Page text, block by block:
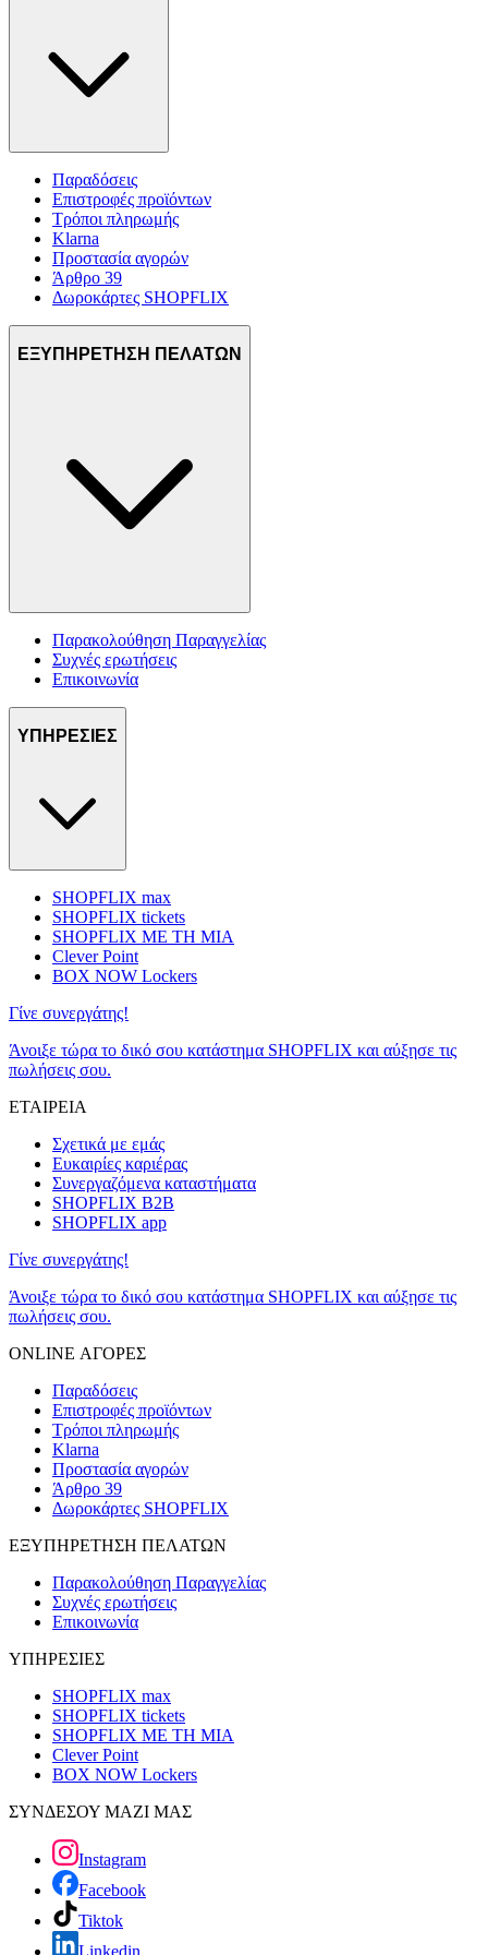
Παραδόσεις
Επιστροφές προϊόντων
Τρόποι πληρωμής
Klarna
Προστασία αγορών
Άρθρο 39
Δωροκάρτες SHOPFLIX
ΕΞΥΠΗΡΕΤΗΣΗ ΠΕΛΑΤΩΝ
Παρακολούθηση Παραγγελίας
Συχνές ερωτήσεις
Επικοινωνία
ΥΠΗΡΕΣΙΕΣ
SHOPFLIX max
SHOPFLIX tickets
SHOPFLIX ΜΕ ΤΗ ΜΙΑ
Clever Point
BOX NOW Lockers
Γίνε συνεργάτης!
Άνοιξε τώρα το δικό σου κατάστημα SHOPFLIX και αύξησε τις
πωλήσεις σου.
ΕΤΑΙΡΕΙΑ
Σχετικά με εμάς
Ευκαιρίες καριέρας
Συνεργαζόμενα καταστήματα
SHOPFLIX B2B
SHOPFLIX app
Γίνε συνεργάτης!
Άνοιξε τώρα το δικό σου κατάστημα SHOPFLIX και αύξησε τις
πωλήσεις σου.
ONLINE ΑΓΟΡΕΣ
Παραδόσεις
Επιστροφές προϊόντων
Τρόποι πληρωμής
Klarna
Προστασία αγορών
Άρθρο 39
Δωροκάρτες SHOPFLIX
ΕΞΥΠΗΡΕΤΗΣΗ ΠΕΛΑΤΩΝ
Παρακολούθηση Παραγγελίας
Συχνές ερωτήσεις
Επικοινωνία
ΥΠΗΡΕΣΙΕΣ
SHOPFLIX max
SHOPFLIX tickets
SHOPFLIX ΜΕ ΤΗ ΜΙΑ
Clever Point
BOX NOW Lockers
ΣΥΝΔΕΣΟΥ ΜΑΖΙ ΜΑΣ
Instagram
Facebook
Tiktok
Linkedin